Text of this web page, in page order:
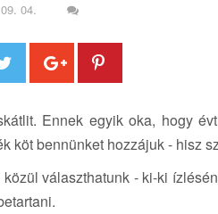
04.
Ennek egyik oka, hogy
köt bennünket hozzájuk - hisz
választhatunk - ki-ki